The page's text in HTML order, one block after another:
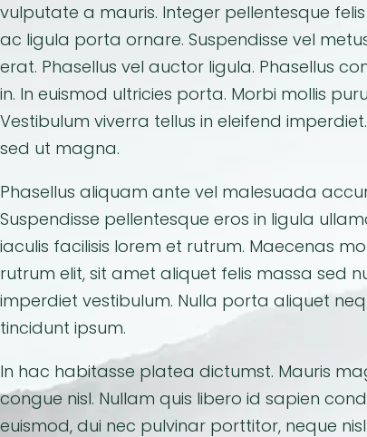
vulputate a mauris. Integer pellentesque
ac ligula porta ornare. Suspendisse vel
erat. Phasellus vel auctor ligula. Phasellus
in. In euismod ultricies porta. Morbi mollis
Vestibulum viverra tellus in eleifend
sed ut magna.
Phasellus aliquam ante vel malesuada
Suspendisse pellentesque eros in ligula
iaculis facilisis lorem et rutrum. Maecenas
rutrum elit, sit amet aliquet felis massa sed
imperdiet vestibulum. Nulla porta aliquet
tincidunt ipsum.
In hac habitasse platea dictumst. Mauris
congue nisl. Nullam quis libero id sapien
euismod, dui nec pulvinar porttitor, neque